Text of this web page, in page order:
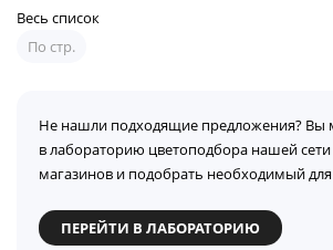
Весь список
По стр.
Не нашли подходящие предложения? Вы
в лабораторию цветоподбора нашей
магазинов и подобрать необходимый для
ПЕРЕЙТИ В ЛАБОРАТОРИЮ